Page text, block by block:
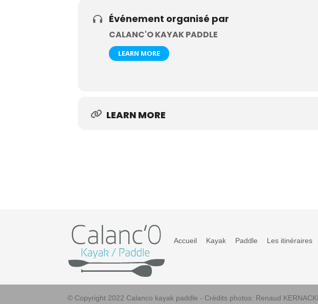
Événement organisé par
CALANC'O KAYAK PADDLE
LEARN MORE
LEARN MORE
Accueil Kayak Paddle Les itinéraires
© Copyright 2022 Calanco kayak paddle - Crédits photos: Renaud